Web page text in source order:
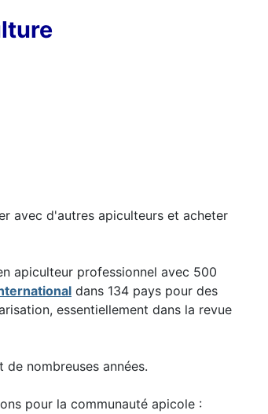
avec d'autres apiculteurs et acheter
apiculteur professionnel avec 500
dans 134 pays pour des
essentiellement dans la revue
nombreuses années.
pour la communauté apicole :